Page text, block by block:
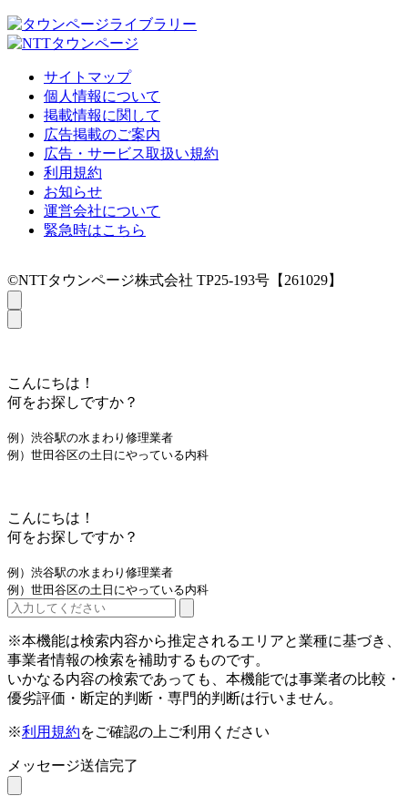
サイトマップ
個人情報について
掲載情報に関して
広告掲載のご案内
広告・サービス取扱い規約
利用規約
お知らせ
運営会社について
緊急時はこちら
©NTTタウンページ株式会社 TP25-193号【261029】
こんにちは！
何をお探しですか？
例）渋谷駅の水まわり修理業者
例）世田谷区の土日にやっている内科
こんにちは！
何をお探しですか？
例）渋谷駅の水まわり修理業者
例）世田谷区の土日にやっている内科
※本機能は検索内容から推定されるエリアと業種に基づき、
事業者情報の検索を補助するものです。
いかなる内容の検索であっても、本機能では事業者の比較・
優劣評価・断定的判断・専門的判断は行いません。
※利用規約をご確認の上ご利用ください
メッセージ送信完了